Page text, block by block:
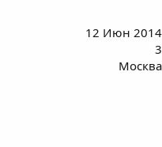
12 Июн 2014
3
Москва